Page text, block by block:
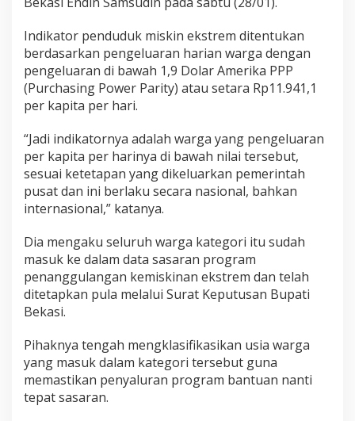
Indikator penduduk miskin ekstrem ditentukan
berdasarkan pengeluaran harian warga dengan
pengeluaran di bawah 1,9 Dolar Amerika PPP
(Purchasing Power Parity) atau setara Rp11.941,1
per kapita per hari.
“Jadi indikatornya adalah warga yang pengeluaran
per kapita per harinya di bawah nilai tersebut,
sesuai ketetapan yang dikeluarkan pemerintah
pusat dan ini berlaku secara nasional, bahkan
internasional,” katanya.
Dia mengaku seluruh warga kategori itu sudah
masuk ke dalam data sasaran program
penanggulangan kemiskinan ekstrem dan telah
ditetapkan pula melalui Surat Keputusan Bupati
Bekasi.
Pihaknya tengah mengklasifikasikan usia warga
yang masuk dalam kategori tersebut guna
memastikan penyaluran program bantuan nanti
tepat sasaran.